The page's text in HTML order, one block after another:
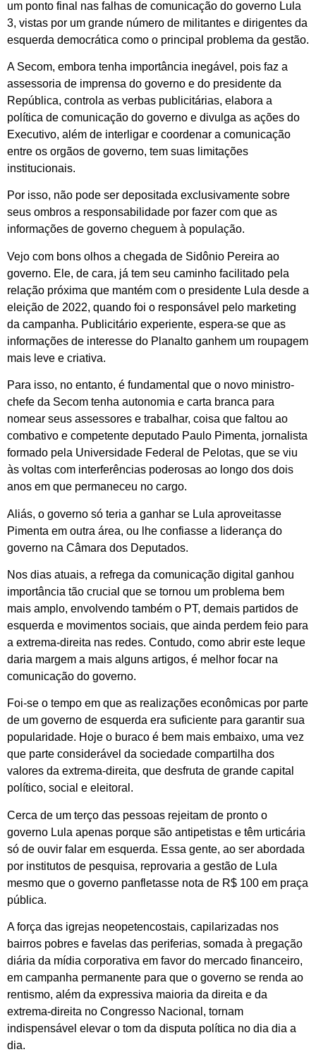
um ponto final nas falhas de comunicação do governo Lula
3, vistas por um grande número de militantes e dirigentes da
esquerda democrática como o principal problema da gestão.
A Secom, embora tenha importância inegável, pois faz a
assessoria de imprensa do governo e do presidente da
República, controla as verbas publicitárias, elabora a
política de comunicação do governo e divulga as ações do
Executivo, além de interligar e coordenar a comunicação
entre os orgãos de governo, tem suas limitações
institucionais.
Por isso, não pode ser depositada exclusivamente sobre
seus ombros a responsabilidade por fazer com que as
informações de governo cheguem à população.
Vejo com bons olhos a chegada de Sidônio Pereira ao
governo. Ele, de cara, já tem seu caminho facilitado pela
relação próxima que mantém com o presidente Lula desde a
eleição de 2022, quando foi o responsável pelo marketing
da campanha. Publicitário experiente, espera-se que as
informações de interesse do Planalto ganhem um roupagem
mais leve e criativa.
Para isso, no entanto, é fundamental que o novo ministro-
chefe da Secom tenha autonomia e carta branca para
nomear seus assessores e trabalhar, coisa que faltou ao
combativo e competente deputado Paulo Pimenta, jornalista
formado pela Universidade Federal de Pelotas, que se viu
às voltas com interferências poderosas ao longo dos dois
anos em que permaneceu no cargo.
Aliás, o governo só teria a ganhar se Lula aproveitasse
Pimenta em outra área, ou lhe confiasse a liderança do
governo na Câmara dos Deputados.
Nos dias atuais, a refrega da comunicação digital ganhou
importância tão crucial que se tornou um problema bem
mais amplo, envolvendo também o PT, demais partidos de
esquerda e movimentos sociais, que ainda perdem feio para
a extrema-direita nas redes. Contudo, como abrir este leque
daria margem a mais alguns artigos, é melhor focar na
comunicação do governo.
Foi-se o tempo em que as realizações econômicas por parte
de um governo de esquerda era suficiente para garantir sua
popularidade. Hoje o buraco é bem mais embaixo, uma vez
que parte considerável da sociedade compartilha dos
valores da extrema-direita, que desfruta de grande capital
político, social e eleitoral.
Cerca de um terço das pessoas rejeitam de pronto o
governo Lula apenas porque são antipetistas e têm urticária
só de ouvir falar em esquerda. Essa gente, ao ser abordada
por institutos de pesquisa, reprovaria a gestão de Lula
mesmo que o governo panfletasse nota de R$ 100 em praça
pública.
A força das igrejas neopetencostais, capilarizadas nos
bairros pobres e favelas das periferias, somada à pregação
diária da mídia corporativa em favor do mercado financeiro,
em campanha permanente para que o governo se renda ao
rentismo, além da expressiva maioria da direita e da
extrema-direita no Congresso Nacional, tornam
indispensável elevar o tom da disputa política no dia dia a
dia.